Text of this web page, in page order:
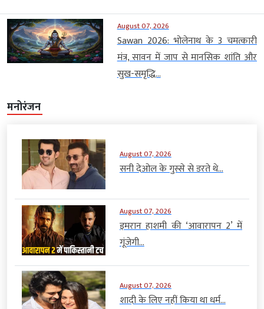
August 07, 2026
Sawan 2026: भोलेनाथ के 3 चमत्कारी
मंत्र, सावन में जाप से मानसिक शांति और
सुख-समृद्धि...
मनोरंजन
August 07, 2026
सनी देओल के गुस्से से डरते थे...
August 07, 2026
इमरान हाशमी की ‘आवारापन 2’ में
गूंजेगी...
August 07, 2026
शादी के लिए नहीं किया था धर्म...